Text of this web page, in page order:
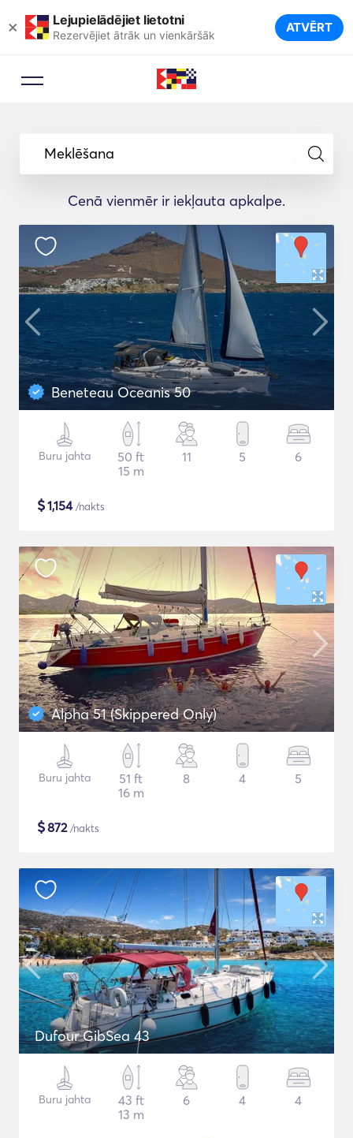
× Lejupielādējiet lietotni
Rezervējiet ātrāk un vienkāršāk ATVĒRT
Meklēšana
Cenā vienmēr ir iekļauta apkalpe.
Beneteau Oceanis 50
Buru jahta
50 ft
15 m
11 5 6
$1,154/nakts
Alpha 51 (Skippered Only)
Buru jahta
51 ft
16 m
8 4 5
$872/nakts
Dufour GibSea 43
Buru jahta
43 ft
13 m
6 4 4